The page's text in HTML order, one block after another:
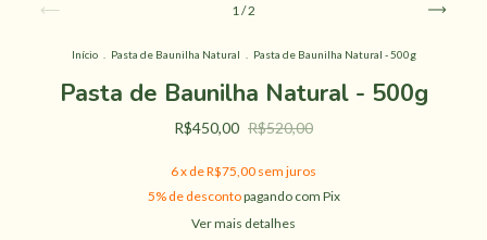
1 /2
Início Pasta de Baunilha Natural Pasta de Baunilha Natural - 500g
Pasta de Baunilha Natural - 500g
R$450,00 R$520,00
6x deR$75,00 sem juros
5% de descontopagando com Pix
Ver mais detalhes